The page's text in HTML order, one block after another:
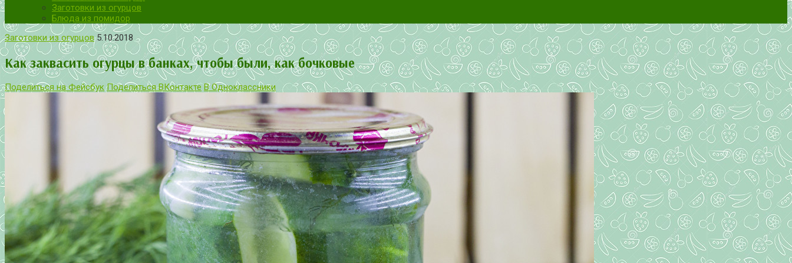
Заготовки из огурцов
Блюда из помидор
Заготовки из огурцов 5.10.2018
Как заквасить огурцы в банках, чтобы были, как бочковые
Поделиться на Фейсбук Поделиться ВКонтакте В Одноклассники